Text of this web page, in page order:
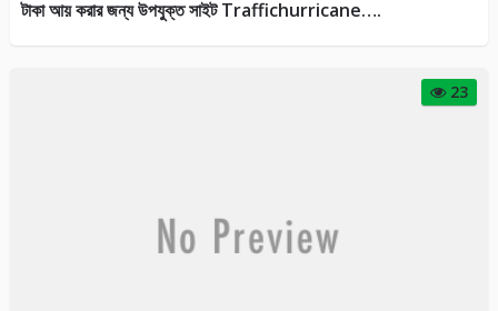
টাকা আয় করার জন্য উপযুক্ত সাইট Traffichurricane….
23